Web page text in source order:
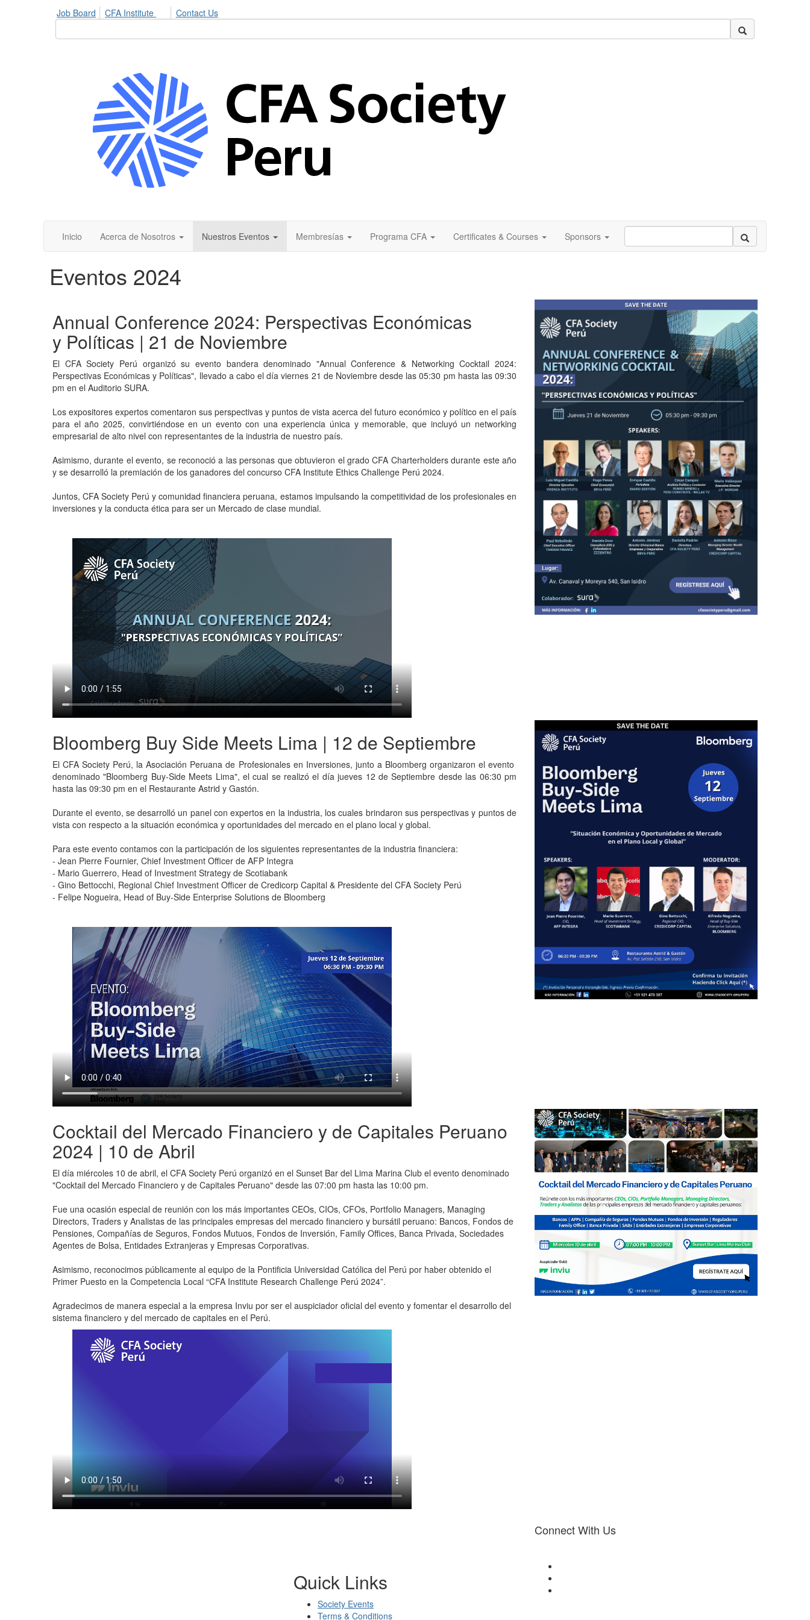
Job Board CFA Institute Contact Us
Inicio Acerca de Nosotros Nuestros Eventos Membresías Programa CFA Certificates & Courses Sponsors
Eventos 2024
Annual Conference 2024: Perspectivas Económicas
y Políticas | 21 de Noviembre
El CFA Society Perú organizó su evento bandera denominado "Annual Conference & Networking Cocktail 2024:
Perspectivas Económicas y Políticas", llevado a cabo el día viernes 21 de Noviembre desde las 05:30 pm hasta las 09:30
pm en el Auditorio SURA.
Los expositores expertos comentaron sus perspectivas y puntos de vista acerca del futuro económico y político en el país
para el año 2025, convirtiéndose en un evento con una experiencia única y memorable, que incluyó un networking
empresarial de alto nivel con representantes de la industria de nuestro país.
Asimismo, durante el evento, se reconoció a las personas que obtuvieron el grado CFA Charterholders durante este año
y se desarrolló la premiación de los ganadores del concurso CFA Institute Ethics Challenge Perú 2024.
Juntos, CFA Society Perú y comunidad financiera peruana, estamos impulsando la competitividad de los profesionales en
inversiones y la conducta ética para ser un Mercado de clase mundial.
Bloomberg Buy Side Meets Lima | 12 de Septiembre
El CFA Society Perú, la Asociación Peruana de Profesionales en Inversiones, junto a Bloomberg organizaron el evento
denominado "Bloomberg Buy-Side Meets Lima", el cual se realizó el día jueves 12 de Septiembre desde las 06:30 pm
hasta las 09:30 pm en el Restaurante Astrid y Gastón.
Durante el evento, se desarrolló un panel con expertos en la industria, los cuales brindaron sus perspectivas y puntos de
vista con respecto a la situación económica y oportunidades del mercado en el plano local y global.
Para este evento contamos con la participación de los siguientes representantes de la industria financiera:
- Jean Pierre Fournier, Chief Investment Officer de AFP Integra
- Mario Guerrero, Head of Investment Strategy de Scotiabank
- Gino Bettocchi, Regional Chief Investment Officer de Credicorp Capital & Presidente del CFA Society Perú
- Felipe Nogueira, Head of Buy-Side Enterprise Solutions de Bloomberg
Cocktail del Mercado Financiero y de Capitales Peruano
2024 | 10 de Abril
El día miércoles 10 de abril, el CFA Society Perú organizó en el Sunset Bar del Lima Marina Club el evento denominado
"Cocktail del Mercado Financiero y de Capitales Peruano" desde las 07:00 pm hasta las 10:00 pm.
Fue una ocasión especial de reunión con los más importantes CEOs, CIOs, CFOs, Portfolio Managers, Managing
Directors, Traders y Analistas de las principales empresas del mercado financiero y bursátil peruano: Bancos, Fondos de
Pensiones, Compañías de Seguros, Fondos Mutuos, Fondos de Inversión, Family Offices, Banca Privada, Sociedades
Agentes de Bolsa, Entidades Extranjeras y Empresas Corporativas.
Asimismo, reconocimos públicamente al equipo de la Pontificia Universidad Católica del Perú por haber obtenido el
Primer Puesto en la Competencia Local “CFA Institute Research Challenge Perú 2024”.
Agradecimos de manera especial a la empresa Inviu por ser el auspiciador oficial del evento y fomentar el desarrollo del
sistema financiero y del mercado de capitales en el Perú.
Connect With Us
Quick Links
Society Events
Terms & Conditions